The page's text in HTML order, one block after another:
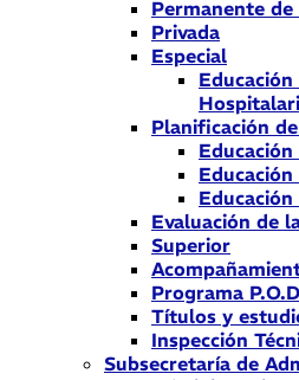
Permanente
Privada
Especial
Planificación
Educación
Evaluación de
Superior
Programa
Títulos y
Inspección
Subsecretaría de